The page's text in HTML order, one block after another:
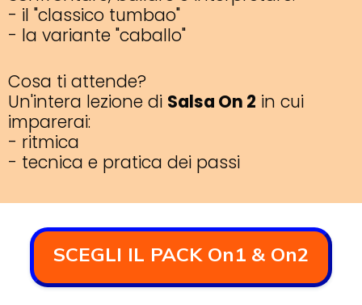
- il "classico tumbao"
- la variante "caballo"
Cosa ti attende?
Un'intera lezione di Salsa On 2 in cui
imparerai:
- ritmica
- tecnica e pratica dei passi
SCEGLI IL PACK On1 & On2